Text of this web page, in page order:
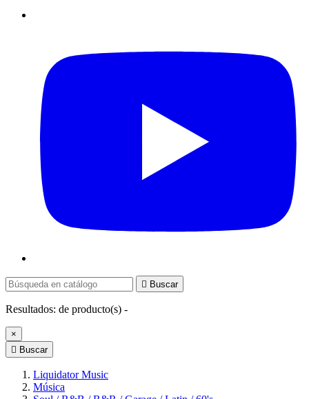
 Buscar
Resultados: de producto(s) -
×
 Buscar
Liquidator Music
Música